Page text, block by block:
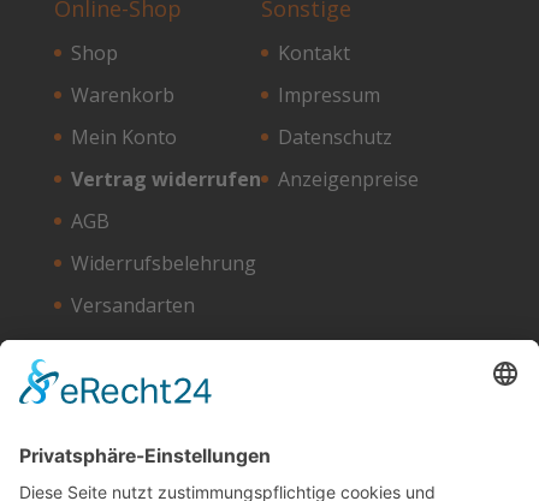
Online-Shop
Shop
Warenkorb
Mein Konto
Vertrag widerrufen
AGB
Widerrufsbelehrung
Versandarten
Zahlungsarten
Sonstige
Kontakt
Impressum
Datenschutz
Anzeigenpreise